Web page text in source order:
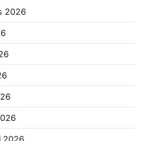
2026
2026